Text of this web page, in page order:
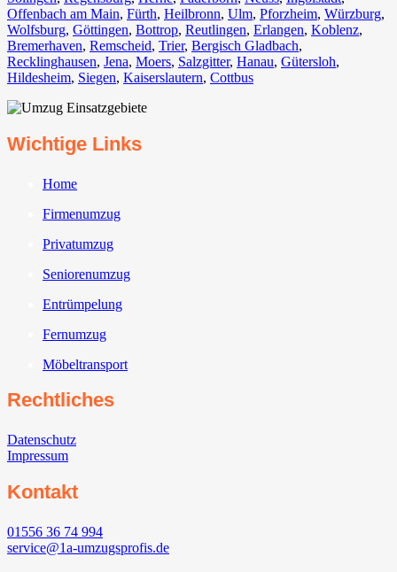
Offenbach am Main, Fürth⁠, Heilbronn, Ulm⁠, Pforzheim, Würzburg,
Wolfsburg⁠, Göttingen, Bottrop, Reutlingen, Erlangen⁠, Koblenz,
Bremerhaven⁠, Remscheid, Trier⁠, Bergisch Gladbach,
Recklinghausen, Jena⁠, Moers⁠, Salzgitter⁠, Hanau, Gütersloh,
Hildesheim⁠, Siegen⁠, Kaiserslautern⁠, Cottbus⁠
Wichtige Links
Home
Firmenumzug
Privatumzug
Seniorenumzug
Entrümpelung
Fernumzug
Möbeltransport
Rechtliches
Datenschutz
Impressum
Kontakt
01556 36 74 994
service@1a-umzugsprofis.de